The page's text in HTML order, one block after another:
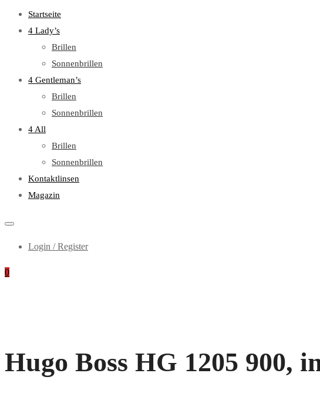
Primary
Menu
Startseite
4 Lady’s
Brillen
Sonnenbrillen
4 Gentleman’s
Brillen
Sonnenbrillen
4 All
Brillen
Sonnenbrillen
Kontaktlinsen
Magazin
Login / Register
0
Hugo Boss HG 1205 900,